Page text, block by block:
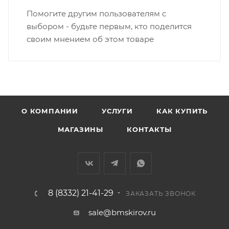
логистики БМС.
ВАЖНО: Покупатель обязан обеспечить наличие
Доставка заказов по России не осуществляется.
Помогите другим пользователям с
выбором - будьте первым, кто поделится
своим мнением об этом товаре
О КОМПАНИИ УСЛУГИ КАК КУПИТЬ
МАГАЗИНЫ КОНТАКТЫ
8 (8332) 21-41-29 ЗАКАЗАТЬ ЗВОНОК
sale@bmskirov.ru